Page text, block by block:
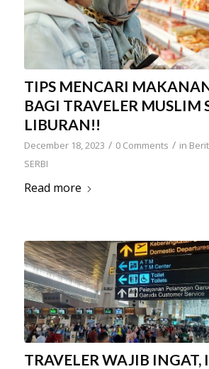
TIPS MENCARI
BAGI TRAVELER MUSLIM
LIBURAN!!
December 18, 2023 / 0 Comments / in
SERBI
Read more
TRAVELER WAJIB